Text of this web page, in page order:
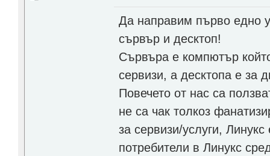
Да направим първо едно
сървър и десктоп!
Сървъра е компютър
сервизи, а десктопа е за
Повечето от нас са
не са чак толкоз
за сервизи/услуги,
потребители в Линукс